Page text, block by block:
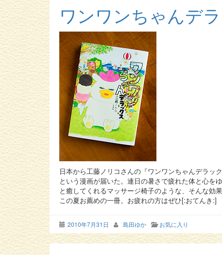
ワンワンちゃんデ
日本から工藤ノリコさんの『ワンワンちゃんデラック
という漫画が届いた。連日の暑さで疲れた体と心を
と癒してくれるマッサージ椅子のような、そんな効
この夏お薦めの一冊。お疲れの方はぜひ[:おてんき:]
2010年7月31日 島田ゆか お気に入り